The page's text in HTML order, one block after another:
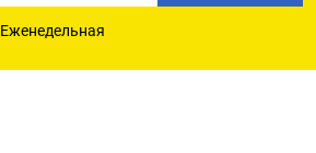
Еженедельная